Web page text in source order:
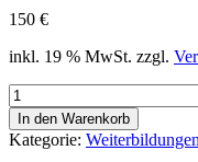
150 €
inkl. 19 % MwSt. zzgl.
21.01.2023
|
Vinyasa
Yoga
In den Warenkorb
Kategorie: Weiterbildungen